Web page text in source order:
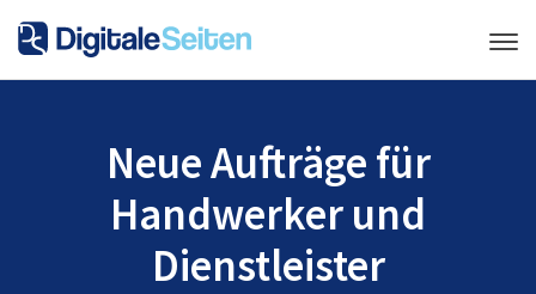
Neue Aufträge für
Handwerker und
Dienstleister